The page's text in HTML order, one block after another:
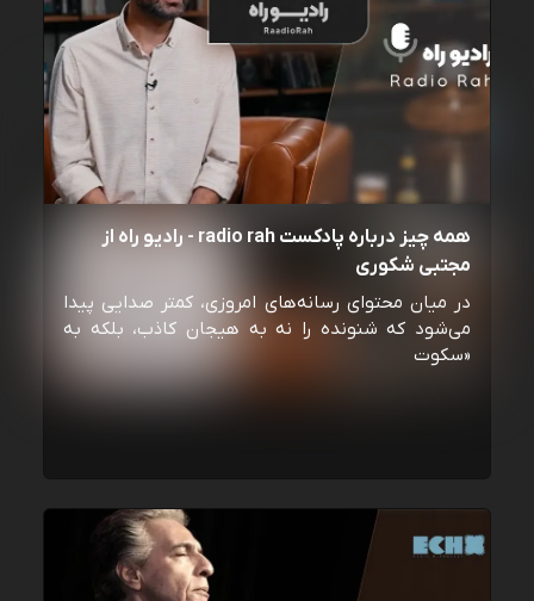
همه چیز درباره پادکست radio rah - رادیو راه از
مجتبی شکوری
در میان محتوای رسانه‌های امروزی، کمتر صدایی پیدا
می‌شود که شنونده را نه به هیجان کاذب، بلکه به
«سکوت